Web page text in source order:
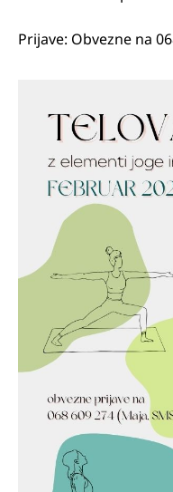
Prijave: Obvezne na